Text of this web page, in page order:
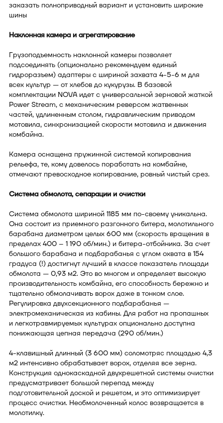
заказать полноприводный вариант и установить широкие
шины
Наклонная камера и агрегатирование
Грузоподъемность наклонной камеры позволяет
подсоединять (опционально рекомендуем единый
гидроразъем) адаптеры с шириной захвата 4-5-6 м для
всех культур — от хлебов до кукурузы. В базовой
комплектации NOVA идет с универсальной зерновой жаткой
Power Stream, с механическим реверсом жатвенных
частей, удлиненным столом, гидравлическим приводом
мотовила, синхронизацией скорости мотовила и движения
комбайна.
Камера оснащена пружинной системой копирования
рельефа, те, кому довелось поработать на комбайне,
отмечают превосходное копирование, ровный чистый срез.
Система обмолота, сепарации и очистки
Система обмолота шириной 1185 мм по-своему уникальна.
Она состоит из приемного разгонного битера, молотильного
барабана диаметром целых 600 мм (скорость вращения в
пределах 400 – 1 190 об/мин.) и битера-отбойника. За счет
большого барабана и подбарабанья с углом охвата в 154
градуса (!) достигнут лучший в классе показатель площади
обмолота — 0,93 м2. Это во многом и определяет высокую
производительность комбайна, его способность бережно и
тщательно обмолачивать ворох даже в тонком слое.
Регулировка двухсекционного подбарабанья —
электромеханическая из кабины. Для работ на пропашных
и легкотравмируемых культурах опционально доступна
понижающая цепная передача (290 об/мин.)
4-клавишный длинный (3 600 мм) соломотряс площадью 4,3
м2 интенсивно обрабатывает ворох, отделяя все зерна.
Конструкция однокаскадной двухрешетной системы очистки
предусматривает большой перепад между
подготовительной доской и решетом, и это оптимизирует
процесс очистки. Необмолоченный колос возвращается в
молотилку.